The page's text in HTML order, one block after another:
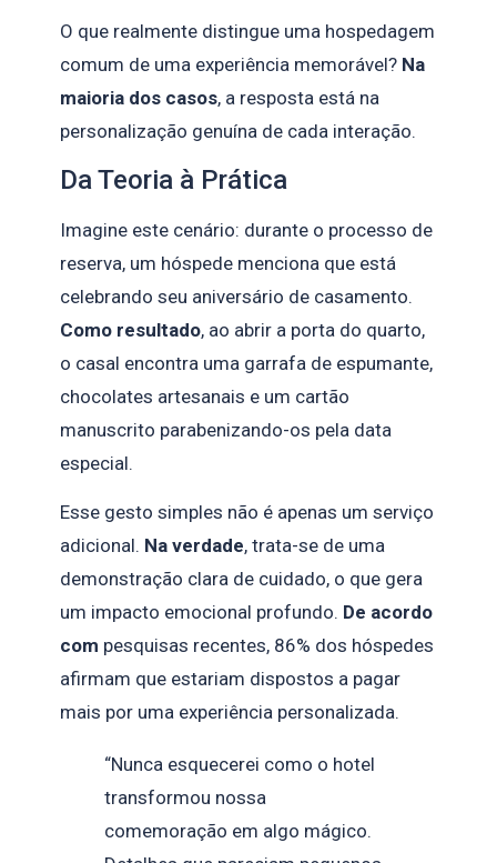
O que realmente distingue uma hospedagem
comum de uma experiência memorável? Na
maioria dos casos, a resposta está na
personalização genuína de cada interação.
Da Teoria à Prática
Imagine este cenário: durante o processo de
reserva, um hóspede menciona que está
celebrando seu aniversário de casamento.
Como resultado, ao abrir a porta do quarto,
o casal encontra uma garrafa de espumante,
chocolates artesanais e um cartão
manuscrito parabenizando-os pela data
especial.
Esse gesto simples não é apenas um serviço
adicional. Na verdade, trata-se de uma
demonstração clara de cuidado, o que gera
um impacto emocional profundo. De acordo
com pesquisas recentes, 86% dos hóspedes
afirmam que estariam dispostos a pagar
mais por uma experiência personalizada.
“Nunca esquecerei como o hotel
transformou nossa
comemoração em algo mágico.